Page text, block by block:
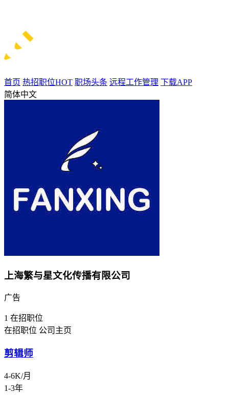
首页 热招职位HOT 职场头条 远程工作管理 下载APP
简体中文
上海繁与星文化传播有限公司
广告
1 在招职位
在招职位 公司主页
剪辑师
4-6K/月
1-3年